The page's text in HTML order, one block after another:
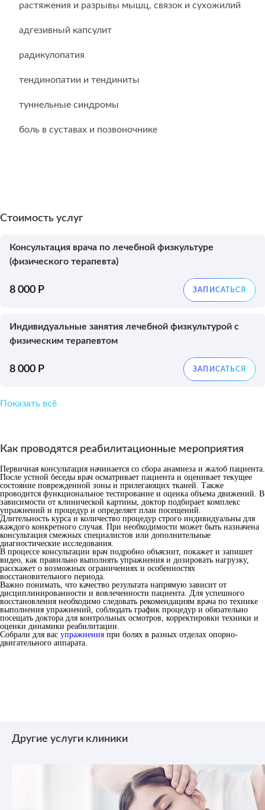
растяжения и разрывы мышц, связок и сухожилий
адгезивный капсулит
радикулопатия
тендинопатии и тендиниты
туннельные синдромы
боль в суставах и позвоночнике
Стоимость услуг
Консультация врача по лечебной физкультуре
(физического терапевта)
8 000 Р
Индивидуальные занятия лечебной физкультурой с
физическим терапевтом
8 000 Р
Показать всё
Как проводятся реабилитационные мероприятия
Первичная консультация начинается со сбора анамнеза и жалоб пациента.
После устной беседы врач осматривает пациента и оценивает текущее
состояние поврежденной зоны и прилегающих тканей. Также
проводится функциональное тестирование и оценка объема движений. В
зависимости от клинической картины, доктор подбирает комплекс
упражнений и процедур и определяет план посещений.
Длительность курса и количество процедур строго индивидуальны для
каждого конкретного случая. При необходимости может быть назначена
консультация смежных специалистов или дополнительные
диагностические исследования.
В процессе консультации врач подробно объяснит, покажет и запишет
видео, как правильно выполнять упражнения и дозировать нагрузку,
расскажет о возможных ограничениях и особенностях
восстановительного периода.
Важно понимать, что качество результата напрямую зависит от
дисциплинированности и вовлеченности пациента. Для успешного
восстановления необходимо следовать рекомендациям врача по технике
выполнения упражнений, соблюдать график процедур и обязательно
посещать доктора для контрольных осмотров, корректировки техники и
оценки динамики реабилитации.
Собрали для вас упражнения при болях в разных отделах опорно-
двигательного аппарата.
Другие услуги клиники